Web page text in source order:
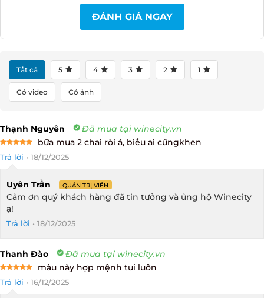
ĐÁNH GIÁ NGAY
Tất cả 5 4 3 2 1
Có video Có ảnh
Thạnh Nguyên Đã mua tại winecity.vn
out of 5
bữa mua 2 chai ròi á, biếu ai cũngkhen
Trả lời • 18/12/2025
Uyên Trần QUẢN TRỊ VIÊN
Cảm ơn quý khách hàng đã tin tưởng và ủng hộ Winecity
ạ!
Trả lời • 18/12/2025
Thanh Đào Đã mua tại winecity.vn
out of 5
màu này hợp mệnh tui luôn
Trả lời • 16/12/2025